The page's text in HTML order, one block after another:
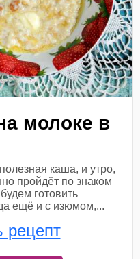
молоке в
каша, и утро,
пройдёт по знаком
готовить
ещё и с изюмом,...
рецепт